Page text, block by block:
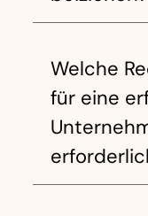
Welche
für eine